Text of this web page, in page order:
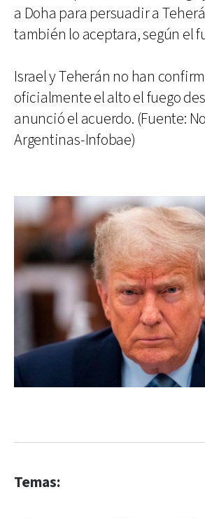
a Doha para persuadir a
también lo aceptara, según el
Israel y Teherán no han
oficialmente el alto el fuego
anunció el acuerdo. (Fuente:
Argentinas-Infobae)
Temas: